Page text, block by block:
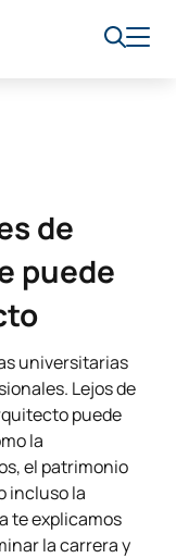
de
puede
universitarias
Lejos de
puede
la
el patrimonio
incluso la
te explicamos
la carrera y